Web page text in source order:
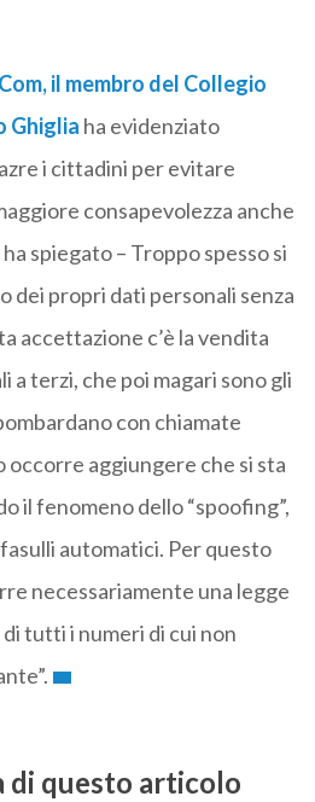
il membro del Collegio
Ghiglia ha evidenziato
i cittadini per evitare
consapevolezza anche
spiegato – Troppo spesso si
dei propri dati personali senza
accettazione c’è la vendita
a terzi, che poi magari sono gli
con chiamate
aggiungere che si sta
il fenomeno dello “spoofing”,
automatici. Per questo
necessariamente una legge
tutti i numeri di cui non
di questo articolo